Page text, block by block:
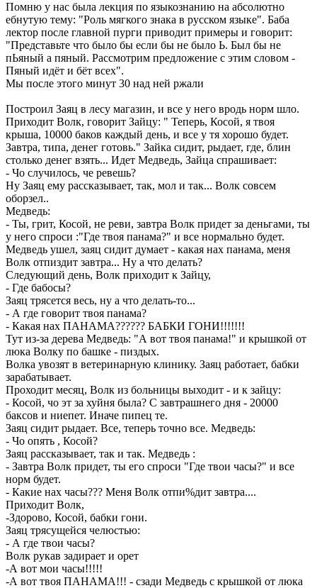
Помню у нас была лекция по языкознанию на абсолютно
ебнутую тему: "Роль мягкого знака в русском языке". Баба
лектор после главной пурги приводит примеры и говорит:
"Представьте что было бы если бы не было Ь. Был бы не
пЬяный а пяный. Рассмотрим предложение с этим словом -
Пяный идёт и бёт всех".
Мы после этого минут 30 над ней ржали
Построил Заяц в лесу магазин, и все у него вродь норм шло.
Приходит Волк, говорит Зайцу: " Теперь, Косой, я твоя
крыша, 10000 баков каждый день, и все у тя хорошо будет.
Завтра, типа, денег готовь." Зайка сидит, рыдает, где, блин
столько денег взять... Идет Медведь, Зайца спрашивает:
- Чо случилось, че ревешь?
Ну Заяц ему рассказывает, так, мол и так... Волк совсем
оборзел..
Медведь:
- Ты, грит, Косой, не реви, завтра Волк придет за деньгами, ты
у него спроси :"Где твоя панама?" и все нормально будет.
Медведь ушел, заяц сидит думает - какая нах панама, меня
Волк отпиздит завтра... Ну а что делать?
Следующий день, Волк приходит к Зайцу,
- Где бабосы?
Заяц трясется весь, ну а что делать-то...
- А где говорит твоя панама?
- Какая нах ПАНАМА?????? БАБКИ ГОНИ!!!!!!!
Тут из-за дерева Медведь: "А вот твоя панама!" и крышкой от
люка Волку по башке - пиздых.
Волка увозят в ветеринарную клинику. Заяц работает, бабки
зарабатывает.
Проходит месяц, Волк из больницы выходит - и к зайцу:
- Косой, чо эт за хуйня была? С завтрашнего дня - 20000
баксов и ниепет. Иначе пипец те.
Заяц сидит рыдает. Все, теперь точно все. Медведь:
- Чо опять , Косой?
Заяц рассказывает, так и так. Медведь :
- Завтра Волк придет, ты его спроси "Где твои часы?" и все
норм будет.
- Какие нах часы??? Меня Волк отпи%дит завтра....
Приходит Волк,
-Здорово, Косой, бабки гони.
Заяц трясущейся челюстью:
- А где твои часы?
Волк рукав задирает и орет
-А вот мои часы!!!!!
-А вот твоя ПАНАМА!!! - сзади Медведь с крышкой от люка